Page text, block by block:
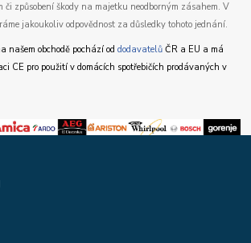
či způsobení škody na majetku neodborným zásahem. V
jakoukoliv odpovědnost za důsledky tohoto jednání.
našem obchodě pochází oddodavatelů ČR a EU a má
CE pro použití v domácích spotřebičích prodávaných v